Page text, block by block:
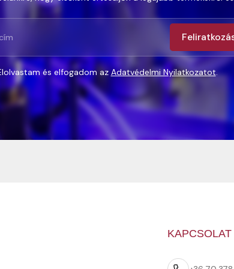
és elfogadom azAdatvédelmi Nyilatkozatot.
KAPCSOLAT